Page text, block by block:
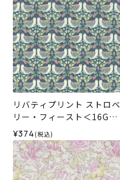
リバティプリント ストロベ
リー・フィースト＜16G＞
生地 （ホビーラホビーレオ
リジナル）2026SS
¥374 (税込)